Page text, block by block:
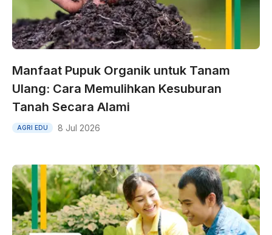
Manfaat Pupuk Organik untuk Tanam
Ulang: Cara Memulihkan Kesuburan
Tanah Secara Alami
AGRI EDU 8 Jul 2026